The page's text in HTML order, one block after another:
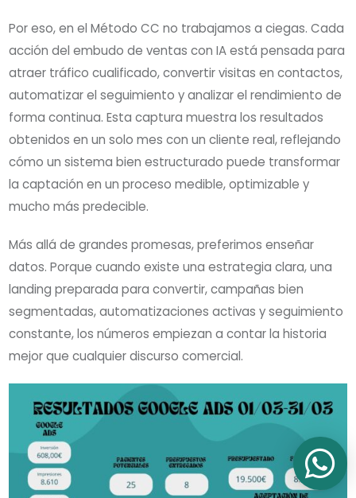
Por eso, en el Método CC no trabajamos a ciegas. Cada
acción del embudo de ventas con IA está pensada para
atraer tráfico cualificado, convertir visitas en contactos,
automatizar el seguimiento y analizar el rendimiento de
forma continua. Esta captura muestra los resultados
obtenidos en un solo mes con un cliente real, reflejando
cómo un sistema bien estructurado puede transformar
la captación en un proceso medible, optimizable y
mucho más predecible.
Más allá de grandes promesas, preferimos enseñar
datos. Porque cuando existe una estrategia clara, una
landing preparada para convertir, campañas bien
segmentadas, automatizaciones activas y seguimiento
constante, los números empiezan a contar la historia
mejor que cualquier discurso comercial.